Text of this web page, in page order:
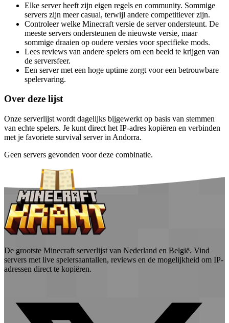
Elke server heeft zijn eigen regels en community. Sommige
servers zijn meer casual, terwijl andere competitiever zijn.
Controleer welke Minecraft versie de server ondersteunt. De
meeste servers ondersteunen de nieuwste versie, maar
sommige draaien op oudere versies voor specifieke mods.
Lees reviews van andere spelers om een beeld te krijgen van
de serversfeer.
Een server met een hoge uptime zorgt voor een betrouwbare
spelervaring.
Over deze lijst
Onze serverlijst wordt dagelijks bijgewerkt op basis van stemmen
van echte spelers. Je kunt direct het IP-adres kopiëren en verbinden
met je favoriete survival server in Andorra.
Geen servers gevonden voor deze combinatie.
De grootste Minecraft serverlijst van Nederland en België. Vind
servers met live spelersaantallen, reviews en de mogelijkheid om IP-
adressen direct te kopiëren.